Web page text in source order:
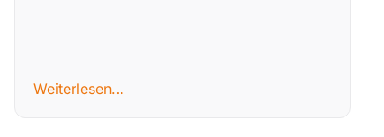
Weiterlesen…